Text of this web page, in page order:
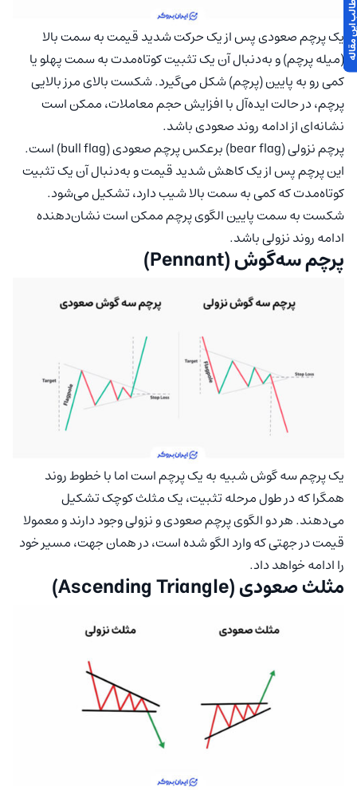
یک پرچم صعودی پس از یک حرکت شدید قیمت به سمت بالا
(میله پرچم) و به‌دنبال آن یک تثبیت کوتاه‌مدت به سمت پهلو یا
کمی رو به پایین (پرچم) شکل می‌گیرد. شکست بالای مرز بالایی
پرچم، در حالت ایده‌آل با افزایش حجم معاملات، ممکن است
نشانه‌ای از ادامه روند صعودی باشد.
پرچم نزولی (bear flag) برعکس پرچم صعودی (bull flag) است.
این پرچم پس از یک کاهش شدید قیمت و به‌دنبال آن یک تثبیت
کوتاه‌مدت که کمی به سمت بالا شیب دارد، تشکیل می‌شود.
شکست به سمت پایین الگوی پرچم ممکن است نشان‌دهنده
ادامه روند نزولی باشد.
پرچم سه‌گوش (Pennant)
یک پرچم سه گوش شبیه به یک پرچم است اما با خطوط روند
همگرا که در طول مرحله تثبیت، یک مثلث کوچک تشکیل
می‌دهند. هر دو الگوی پرچم صعودی و نزولی وجود دارند و معمولا
قیمت در جهتی که وارد الگو شده است، در همان جهت، مسیر خود
را ادامه خواهد داد.
مثلث صعودی (Ascending Triangle)